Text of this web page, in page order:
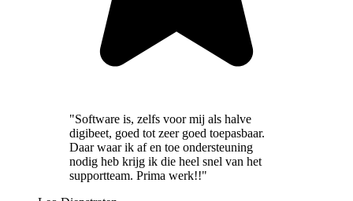
"Software is, zelfs voor mij als halve
digibeet, goed tot zeer goed toepasbaar.
Daar waar ik af en toe ondersteuning
nodig heb krijg ik die heel snel van het
supportteam. Prima werk!!"